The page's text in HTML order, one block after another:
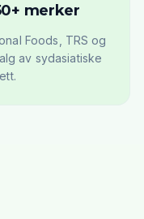
merker
Foods, TRS og
av sydasiatiske